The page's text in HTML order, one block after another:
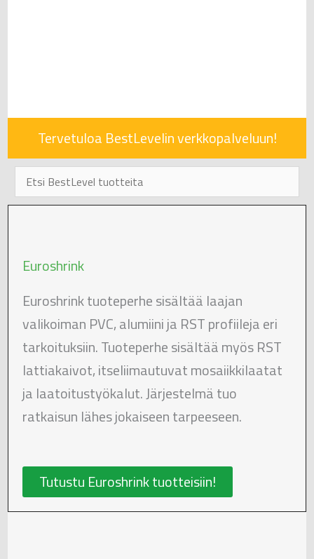
Tervetuloa BestLevelin verkkopalveluun!
Euroshrink
Euroshrink tuoteperhe sisältää laajan
valikoiman PVC, alumiini ja RST profiileja eri
tarkoituksiin. Tuoteperhe sisältää myös RST
lattiakaivot, itseliimautuvat mosaiikkilaatat
ja laatoitustyökalut. Järjestelmä tuo
ratkaisun lähes jokaiseen tarpeeseen.
Tutustu Euroshrink tuotteisiin!